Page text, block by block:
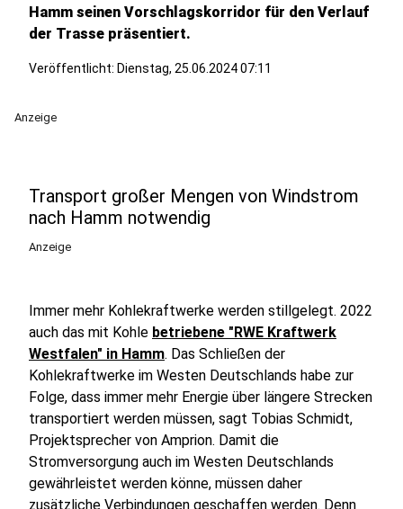
Hamm seinen Vorschlagskorridor für den Verlauf
der Trasse präsentiert.
Veröffentlicht: Dienstag, 25.06.2024 07:11
Anzeige
Transport großer Mengen von Windstrom
nach Hamm notwendig
Anzeige
Immer mehr Kohlekraftwerke werden stillgelegt. 2022
auch das mit Kohle betriebene "RWE Kraftwerk
Westfalen" in Hamm. Das Schließen der
Kohlekraftwerke im Westen Deutschlands habe zur
Folge, dass immer mehr Energie über längere Strecken
transportiert werden müssen, sagt Tobias Schmidt,
Projektsprecher von Amprion. Damit die
Stromversorgung auch im Westen Deutschlands
gewährleistet werden könne, müssen daher
zusätzliche Verbindungen geschaffen werden. Denn